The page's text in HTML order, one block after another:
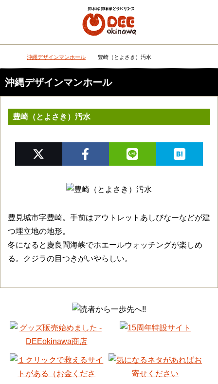
DEEokinawaトップ
沖縄デザインマンホール 豊崎（とよさき）汚水
沖縄デザインマンホール
豊崎（とよさき）汚水
豊見城市字豊崎。手前はアウトレットあしびなーなどが建
つ埋立地の地形。
冬になると慶良間海峡でホエールウォッチングが楽しめ
る。クジラの目つきがいやらしい。